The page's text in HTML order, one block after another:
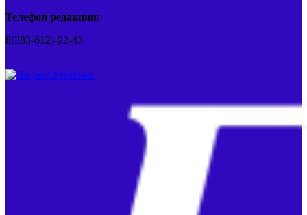
Телефон редакции:
8(383-612)-22-43